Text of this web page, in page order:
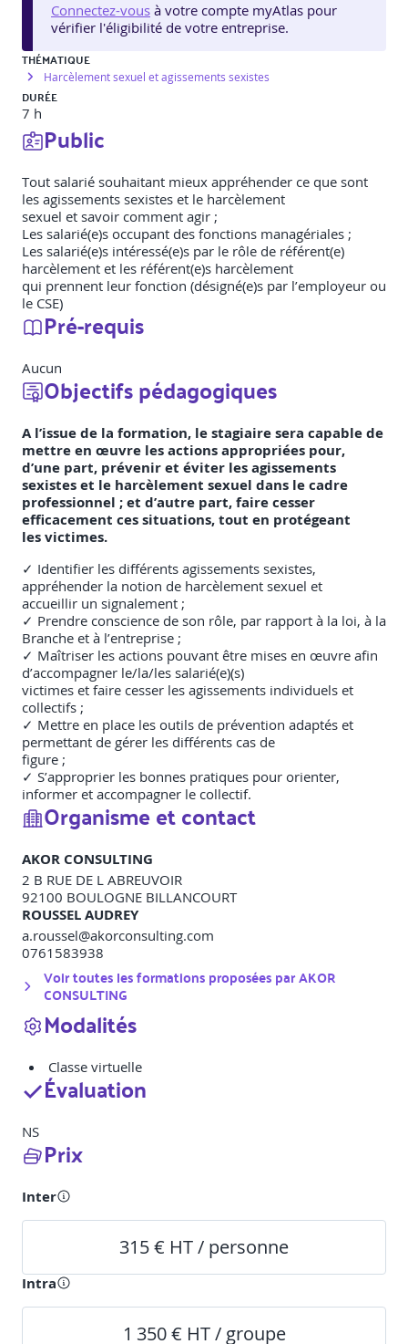
Connectez-vous à votre compte myAtlas pour
vérifier l'éligibilité de votre entreprise.
THÉMATIQUE
Harcèlement sexuel et agissements sexistes
DURÉE
7 h
Public
Tout salarié souhaitant mieux appréhender ce que sont
les agissements sexistes et le harcèlement
sexuel et savoir comment agir ;
Les salarié(e)s occupant des fonctions managériales ;
Les salarié(e)s intéressé(e)s par le rôle de référent(e)
harcèlement et les référent(e)s harcèlement
qui prennent leur fonction (désigné(e)s par l’employeur ou
le CSE)
Pré-requis
Aucun
Objectifs pédagogiques
A l’issue de la formation, le stagiaire sera capable de
mettre en œuvre les actions appropriées pour,
d’une part, prévenir et éviter les agissements
sexistes et le harcèlement sexuel dans le cadre
professionnel ; et d’autre part, faire cesser
efficacement ces situations, tout en protégeant
les victimes.
✓ Identifier les différents agissements sexistes,
appréhender la notion de harcèlement sexuel et
accueillir un signalement ;
✓ Prendre conscience de son rôle, par rapport à la loi, à la
Branche et à l’entreprise ;
✓ Maîtriser les actions pouvant être mises en œuvre afin
d’accompagner le/la/les salarié(e)(s)
victimes et faire cesser les agissements individuels et
collectifs ;
✓ Mettre en place les outils de prévention adaptés et
permettant de gérer les différents cas de
figure ;
✓ S’approprier les bonnes pratiques pour orienter,
informer et accompagner le collectif.
Organisme et contact
AKOR CONSULTING
2 B RUE DE L ABREUVOIR
92100 BOULOGNE BILLANCOURT
ROUSSEL AUDREY
a.roussel@akorconsulting.com
0761583938
Voir toutes les formations proposées parAKOR
CONSULTING
Modalités
Classe virtuelle
Évaluation
NS
Prix
Inter
315 € HT / personne
Intra
1 350 € HT / groupe